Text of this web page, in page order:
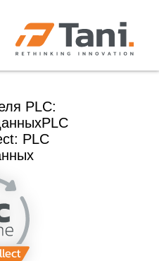
PLC:
PLC